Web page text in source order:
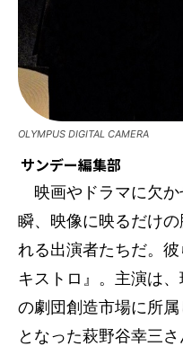
OLYMPUS DIGITAL CAMERA
サンデー編集部
映画やドラマに欠か
瞬、映像に映るだけ
れる出演者たちだ。
キストロ』。主演は
の劇団創造市場に所
となった萩野谷幸三さ